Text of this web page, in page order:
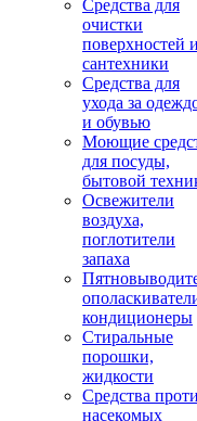
Средства для
очистки
поверхностей
сантехники
Средства для
ухода за
и обувью
Моющие
для посуды,
бытовой
Освежители
воздуха,
поглотители
запаха
кондиционеры
Стиральные
порошки,
жидкости
Средства
насекомых